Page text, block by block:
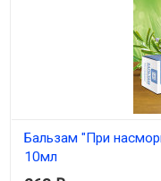
Бальзам "При
10мл